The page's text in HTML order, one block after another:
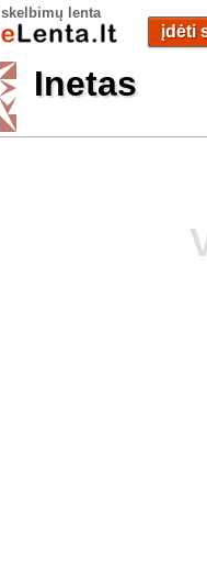
skelbimų lenta
įdėti
Inetas